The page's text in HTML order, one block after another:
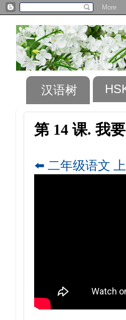
汉语树
第 14 课. 我
⬅️ 二年级语文